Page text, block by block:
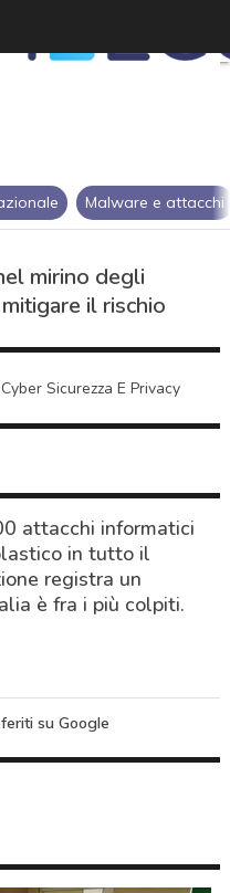
Malware e attacchi
mirino degli
il rischio
Sicurezza E Privacy
attacchi informatici
in tutto il
registra un
è fra i più colpiti.
su Google